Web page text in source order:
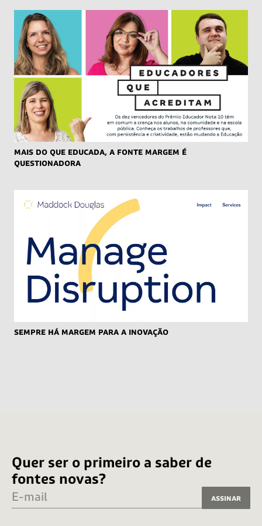
Mais do que educada, a fonte Margem é
questionadora
Sempre há Margem para a inovação
Quer ser o primeiro a saber de
fontes novas?
E-mail Assinar